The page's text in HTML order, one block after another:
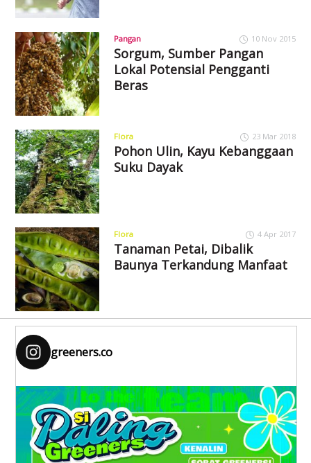
Pangan 10 Nov 2015
Sorgum, Sumber Pangan
Lokal Potensial Pengganti
Beras
Flora 23 Mar 2018
Pohon Ulin, Kayu Kebanggaan
Suku Dayak
Flora 4 Apr 2017
Tanaman Petai, Dibalik
Baunya Terkandung Manfaat
greeners.co